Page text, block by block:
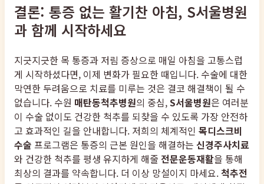
결론: 통증 없는 활기찬 아침, S서울병원
과 함께 시작하세요
지긋지긋한 목 통증과 저림 증상으로 매일 아침을 고통스럽
게 시작하셨다면, 이제 변화가 필요한 때입니다. 수술에 대한
막연한 두려움으로 치료를 미루는 것은 결코 해결책이 될 수
없습니다. 수원 매탄동척추병원의 중심,S서울병원은 여러분
이 수술 없이도 건강한 척추를 되찾을 수 있도록 가장 안전하
고 효과적인 길을 안내합니다. 저희의 체계적인 목디스크비
수술 프로그램은 통증의 근본 원인을 해결하는 신경주사치료
와 건강한 척추를 평생 유지하게 해줄 전문운동재활을 통해
최상의 결과를 약속합니다. 더 이상 망설이지 마세요.척추전